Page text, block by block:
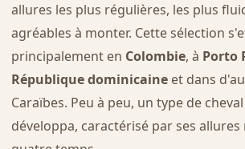
allures les plus régulières, les plus
agréables à monter. Cette sélection
principalement en Colombie, à Porto
République dominicaineet dans
Caraïbes. Peu à peu, un type de
développa, caractérisé par ses allures